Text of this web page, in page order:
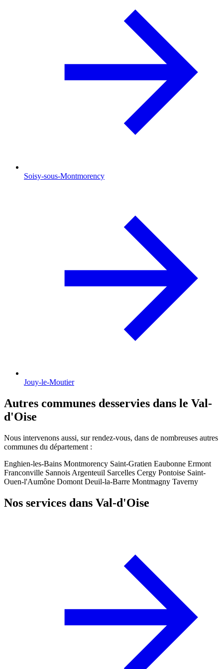
Soisy-sous-Montmorency
Jouy-le-Moutier
Autres communes desservies dans le Val-
d'Oise
Nous intervenons aussi, sur rendez-vous, dans de nombreuses autres
communes du département :
Enghien-les-Bains Montmorency Saint-Gratien Eaubonne Ermont
Franconville Sannois Argenteuil Sarcelles Cergy Pontoise Saint-
Ouen-l'Aumône Domont Deuil-la-Barre Montmagny Taverny
Nos services dans Val-d'Oise